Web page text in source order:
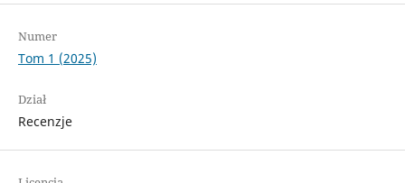
Numer
Tom 1 (2025)
Dział
Recenzje